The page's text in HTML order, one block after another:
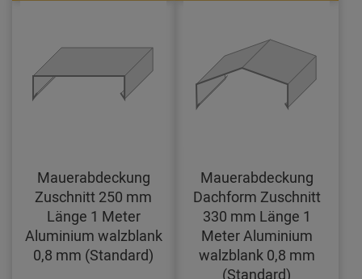
Mauerabdeckung
Zuschnitt 250 mm
Länge 1 Meter
Aluminium walzblank
0,8 mm (Standard)
Mauerabdeckung
Dachform Zuschnitt
330 mm Länge 1
Meter Aluminium
walzblank 0,8 mm
(Standard)